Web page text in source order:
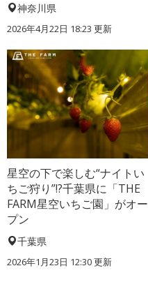
神奈川県
2026年4月22日 18:23 更新
星空の下で楽しむ“ナイトい
ちご狩り”!?千葉県に「THE
FARM星空いちご園」がオー
プン
千葉県
2026年1月23日 12:30 更新